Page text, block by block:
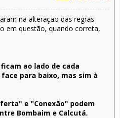
na alteração das regras
em questão, quando correta,
ao lado de cada
para baixo, mas sim à
e "Conexão" podem
Bombaim e Calcutá.